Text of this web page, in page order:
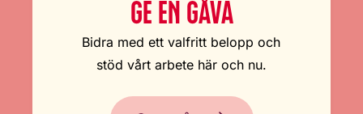
GE EN GÅVA
Bidra med ett valfritt belopp och
stöd vårt arbete här och nu.